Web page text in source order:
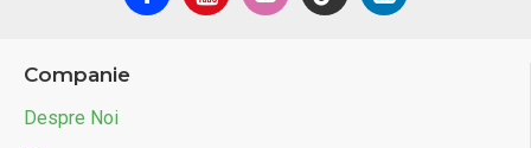
Companie
Despre Noi